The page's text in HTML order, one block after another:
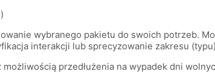
wybranego pakietu do swoich potrzeb.
interakcji lub sprecyzowanie zakresu
przedłużenia na wypadek dni